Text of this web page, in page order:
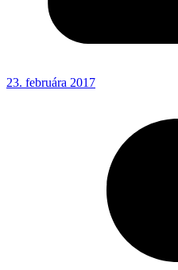
23. februára 2017